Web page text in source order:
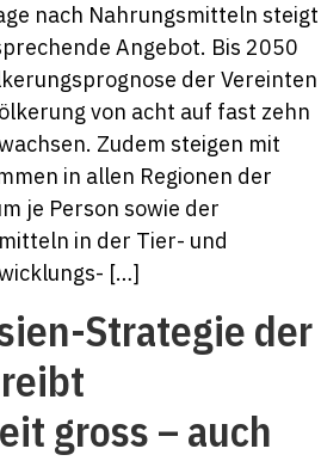
nach Nahrungsmitteln steigt
Angebot. Bis 2050
der Vereinten
von acht auf fast zehn
Zudem steigen mit
in allen Regionen der
je Person sowie der
in der Tier- und
[…]
­Strategie der
gross – auch